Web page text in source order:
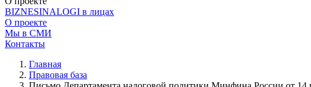
BIZNESINALOGI в лицах
О проекте
Мы в СМИ
Контакты
Главная
Правовая база